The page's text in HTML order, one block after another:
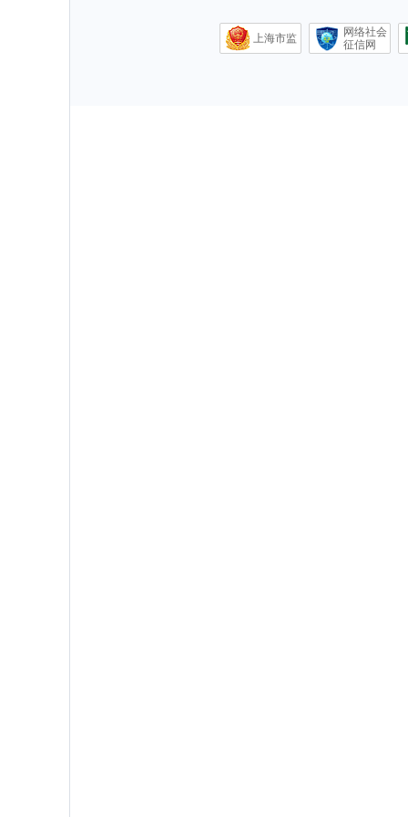
上海市监
网络社会
征信网